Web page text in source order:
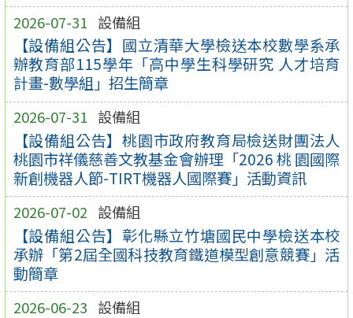
2026-07-31 設備組
【設備組公告】國立清華大學檢送本校數學系承
辦教育部115學年「高中學生科學研究 人才培育
計畫-數學組」招生簡章
2026-07-31 設備組
【設備組公告】桃園市政府教育局檢送財團法人
桃園市祥儀慈善文教基金會辦理「2026 桃 園國際
新創機器人節-TIRT機器人國際賽」活動資訊
2026-07-02 設備組
【設備組公告】彰化縣立竹塘國民中學檢送本校
承辦「第2屆全國科技教育鐵道模型創意競賽」活
動簡章
2026-06-23 設備組